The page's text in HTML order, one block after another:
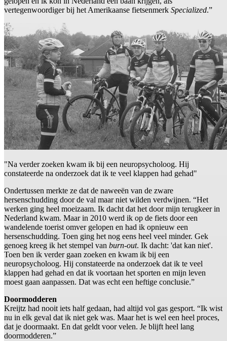
vertegenwoordiger bij het Amerikaanse fietsenmerk Specialized.”
"Na verder zoeken kwam ik bij een neuropsycholoog. Hij
constateerde na onderzoek dat ik te veel klappen had gehad"
Ondertussen merkte ze dat de naweeën van de zware
hersenschudding door de val maar niet wilden verdwijnen. “Het
werken ging heel moeizaam. Ik dacht dat het door mijn terugkeer in
Nederland kwam. Maar in 2010 werd ik op de fiets door een
wandelende toerist omver gelopen en had ik opnieuw een
hersenschudding. Toen ging het nog eens heel veel minder. Gek
genoeg kreeg ik het stempel van burn-out. Ik dacht: 'dat kan niet'.
Toen ben ik verder gaan zoeken en kwam ik bij een
neuropsycholoog. Hij constateerde na onderzoek dat ik te veel
klappen had gehad en dat ik voortaan het sporten en mijn leven
moest gaan aanpassen. Dat was echt een heftige conclusie.”
Doormodderen
Kreijtz had nooit iets half gedaan, had altijd vol gas gesport. “Ik wist
nu in elk geval dat ik niet gek was. Maar het is wel een heel proces,
dat je doormaakt. En dat geldt voor velen. Je blijft heel lang
doormodderen.”